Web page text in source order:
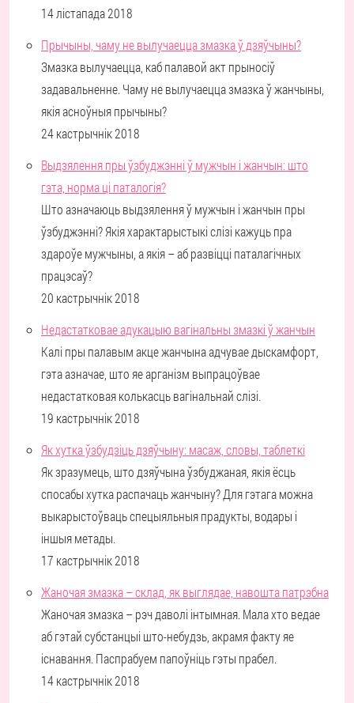
14 лістапада 2018
Прычыны, чаму не вылучаецца змазка ў дзяўчыны?
Змазка вылучаецца, каб палавой акт прыносіў
задавальненне. Чаму не вылучаецца змазка ў жанчыны,
якія асноўныя прычыны?
24 кастрычнік 2018
Выдзялення пры ўзбуджэнні ў мужчын і жанчын: што
гэта, норма ці паталогія?
Што азначаюць выдзялення ў мужчын і жанчын пры
ўзбуджэнні? Якія характарыстыкі слізі кажуць пра
здароўе мужчыны, а якія – аб развіцці паталагічных
працэсаў?
20 кастрычнік 2018
Недастатковае адукацыю вагінальны змазкі ў жанчын
Калі пры палавым акце жанчына адчувае дыскамфорт,
гэта азначае, што яе арганізм выпрацоўвае
недастатковая колькасць вагінальнай слізі.
19 кастрычнік 2018
Як хутка ўзбудзіць дзяўчыну: масаж, словы, таблеткі
Як зразумець, што дзяўчына ўзбуджаная, якія ёсць
спосабы хутка распачаць жанчыну? Для гэтага можна
выкарыстоўваць спецыяльныя прадукты, водары і
іншыя метады.
17 кастрычнік 2018
Жаночая змазка – склад, як выглядае, навошта патрэбна
Жаночая змазка – рэч даволі інтымная. Мала хто ведае
аб гэтай субстанцыі што-небудзь, акрамя факту яе
існавання. Паспрабуем папоўніць гэты прабел.
14 кастрычнік 2018